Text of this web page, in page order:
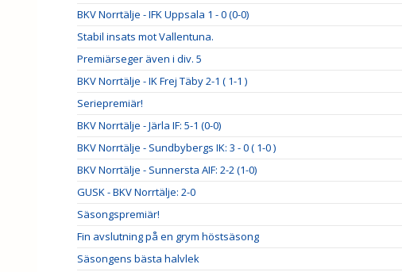
BKV Norrtälje - IFK Uppsala 1 - 0 (0-0)
Stabil insats mot Vallentuna.
Premiärseger även i div. 5
BKV Norrtälje - IK Frej Täby 2-1 ( 1-1 )
Seriepremiär!
BKV Norrtälje - Järla IF: 5-1 (0-0)
BKV Norrtälje - Sundbybergs IK: 3 - 0 ( 1-0 )
BKV Norrtälje - Sunnersta AIF: 2-2 (1-0)
GUSK - BKV Norrtälje: 2-0
Säsongspremiär!
Fin avslutning på en grym höstsäsong
Säsongens bästa halvlek